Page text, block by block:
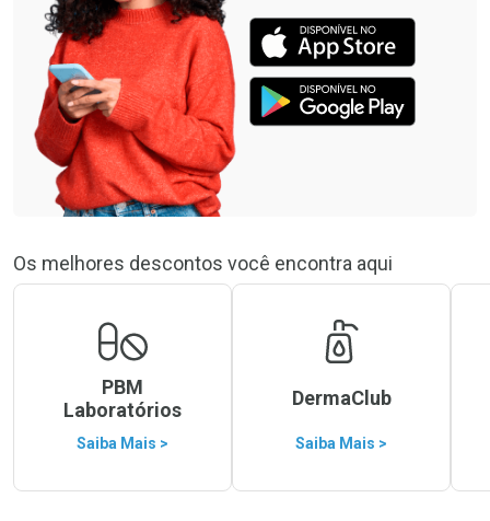
Os melhores descontos você encontra aqui
PBM
Laboratórios
Saiba Mais >
DermaClub
Saiba Mais >